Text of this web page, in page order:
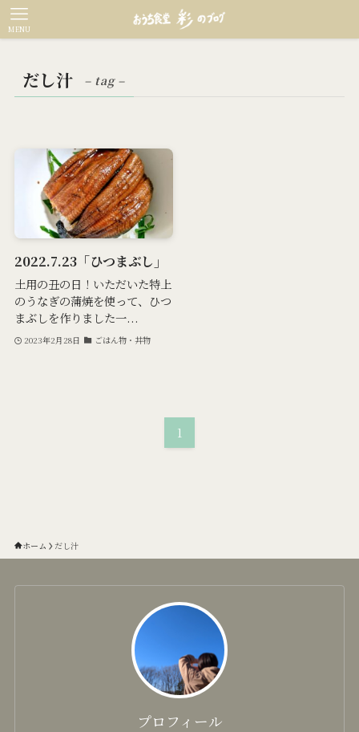
MENU
だし汁 – tag –
2022.7.23「ひつまぶし」
土用の丑の日！いただいた特上
のうなぎの蒲焼を使って、ひつ
まぶしを作りました一...
2023年2月28日 ごはん物・丼物
1
ホーム だし汁
プロフィール